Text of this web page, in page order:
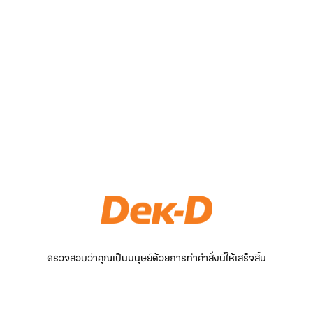
ตรวจสอบว่าคุณเป็นมนุษย์ด้วยการทำคำสั่งนี้ให้เสร็จสิ้น